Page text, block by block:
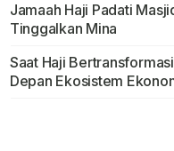
Jamaah Haji Padati
Tinggalkan Mina
Saat Haji
Depan Ekosistem